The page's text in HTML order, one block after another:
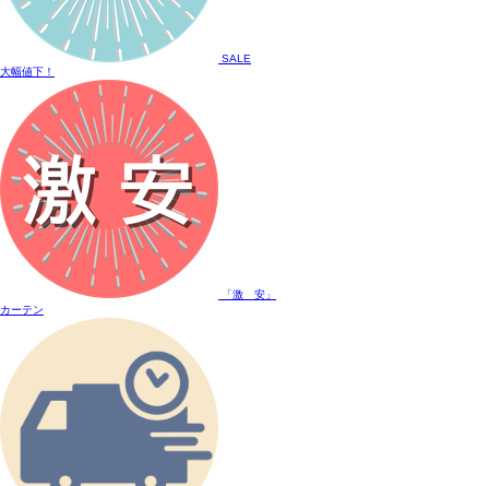
SALE
大幅値下！
「激 安」
カーテン